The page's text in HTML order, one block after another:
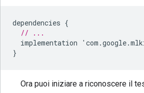
dependencies {
// ...
implementation
' com .google.
}
Ora puoi iniziare a riconoscere il